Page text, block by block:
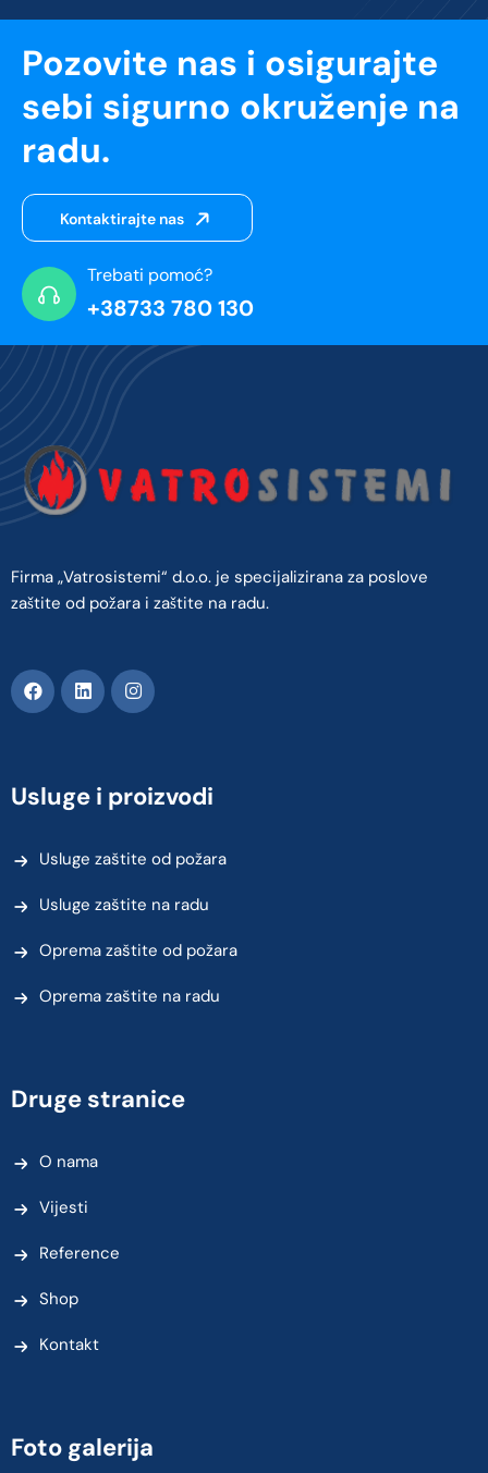
Pozovite nas i osigurajte
sebi sigurno okruženje na
radu.
Kontaktirajte nas
Trebati pomoć?
+38733 780 130
Firma „Vatrosistemi“ d.o.o. je specijalizirana za poslove
zaštite od požara i zaštite na radu.
Usluge i proizvodi
Usluge zaštite od požara
Usluge zaštite na radu
Oprema zaštite od požara
Oprema zaštite na radu
Druge stranice
O nama
Vijesti
Reference
Shop
Kontakt
Foto galerija